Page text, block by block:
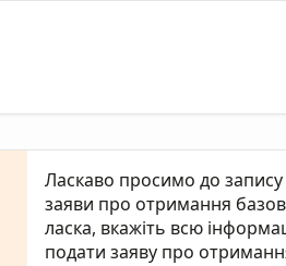
Ласкаво просимо до
заяви про отримання
ласка, вкажіть всю
подати заяву про